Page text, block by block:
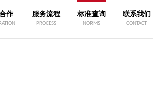
作 服务流程
PROCESS
标准查询
NORMS
联系我们
CONTACT